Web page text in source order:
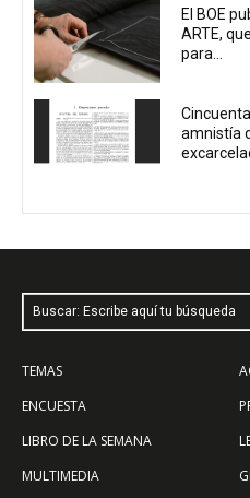
El BOE
ARTE,
para...
amnistía
Buscar: Escribe aquí tu búsqueda
TEMAS
ENCUESTA
LIBRO DE LA SEMANA
MULTIMEDIA